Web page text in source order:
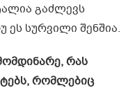
გაძლევს
ეს სურვილი შენშია.
რას
რომლებიც